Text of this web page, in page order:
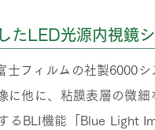
たLED光源内視鏡
士フィルムの社製6000シ
に他に、粘膜表層の微細
るBLI機能「Blue Light